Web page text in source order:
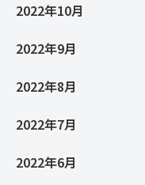
2022年10月
2022年9月
2022年8月
2022年7月
2022年6月